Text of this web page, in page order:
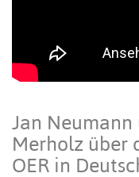
Jan
Merholz über
OER in